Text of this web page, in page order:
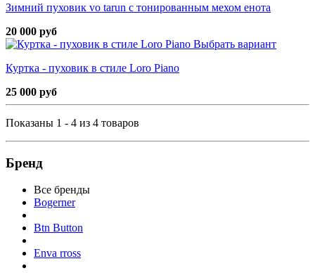
Зимний пуховик vo tarun с тонированным мехом енота
20 000 руб
Выбрать вариант
Куртка - пуховик в стиле Loro Piano
25 000 руб
Показаны 1 - 4 из 4 товаров
Бренд
Все бренды
Bogerner
Btn Button
Enva rross